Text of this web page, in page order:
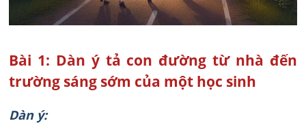
Bài 1: Dàn ý tả con đường từ nhà đến
trường sáng sớm của một học sinh
Dàn ý: